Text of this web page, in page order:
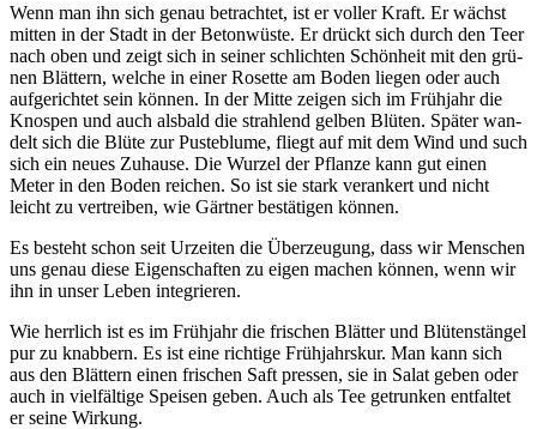
Wenn man ihn sich genau betrach­tet, ist er vol­ler Kraft. Er wächst
mit­ten in der Stadt in der Beton­wüs­te. Er drückt sich durch den Teer
nach oben und zeigt sich in sei­ner schlich­ten Schön­heit mit den grü­
nen Blät­tern, wel­che in einer Rosette am Boden lie­gen oder auch
auf­ge­rich­tet sein kön­nen. In der Mit­te zei­gen sich im Früh­jahr die
Knos­pen und auch als­bald die strah­lend gel­ben Blü­ten. Spä­ter wan­
delt sich die Blü­te zur Pus­te­blu­me, fliegt auf mit dem Wind und such
sich ein neu­es Zuhau­se. Die Wur­zel der Pflan­ze kann gut einen
Meter in den Boden rei­chen. So ist sie stark ver­an­kert und nicht
leicht zu ver­trei­ben, wie Gärt­ner bestä­ti­gen können.
Es besteht schon seit Urzei­ten die Über­zeu­gung, dass wir Men­schen
uns genau die­se Eigen­schaf­ten zu eigen machen kön­nen, wenn wir
ihn in unser Leben integrieren.
Wie herr­lich ist es im Früh­jahr die fri­schen Blät­ter und Blü­ten­stän­gel
pur zu knab­bern. Es ist eine rich­ti­ge Früh­jahrs­kur. Man kann sich
aus den Blät­tern einen fri­schen Saft pres­sen, sie in Salat geben oder
auch in viel­fäl­ti­ge Spei­sen geben. Auch als Tee getrun­ken ent­fal­tet
er sei­ne Wirkung.